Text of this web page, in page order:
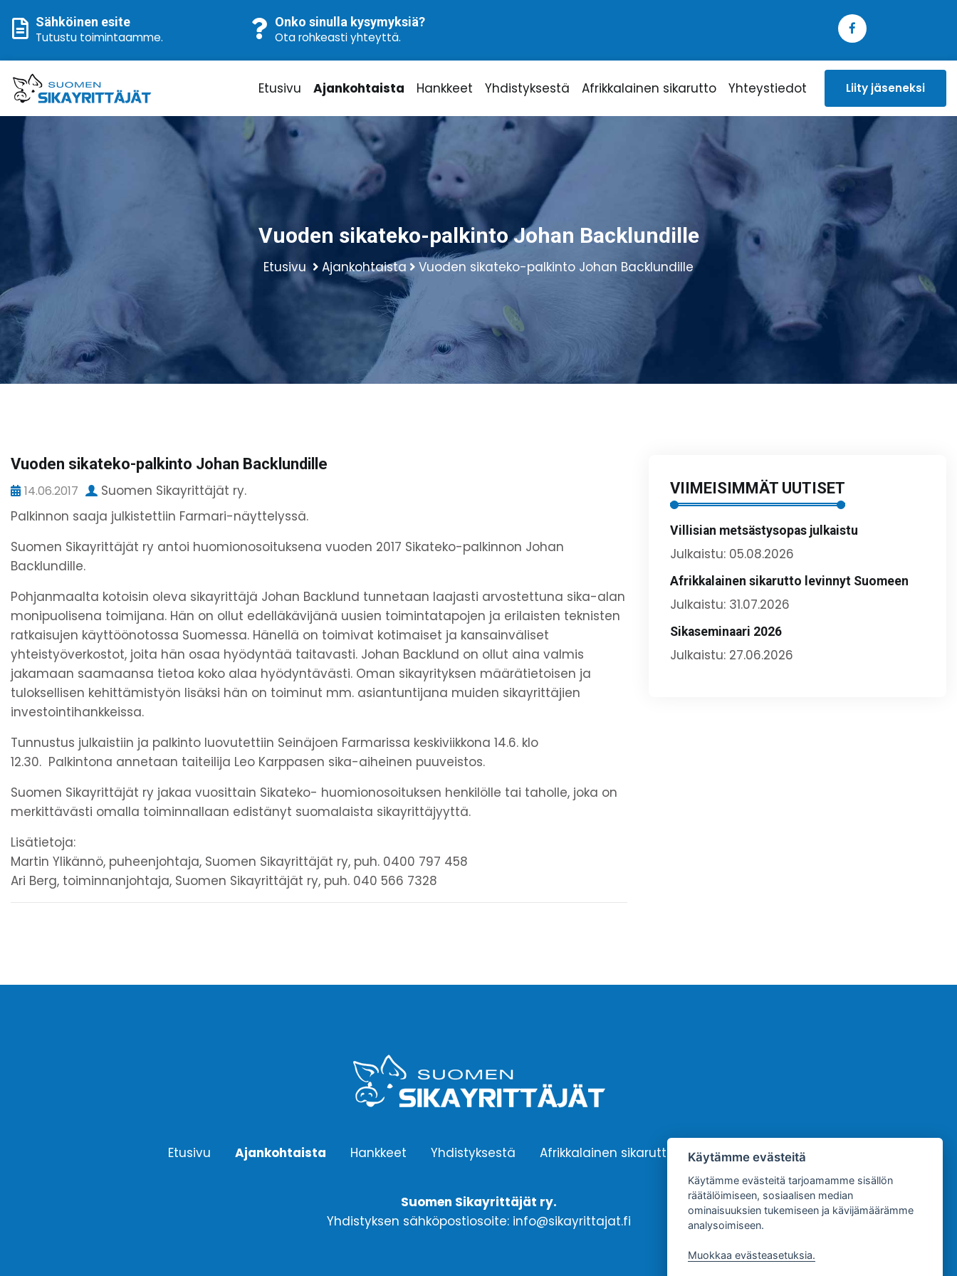
Sähköinen esite
Tutustu toimintaamme.
Onko sinulla kysymyksiä?
Ota rohkeasti yhteyttä.
Etusivu Ajankohtaista Hankkeet Yhdistyksestä Afrikkalainen sikarutto Yhteystiedot Liity jäseneksi
Vuoden sikateko-palkinto Johan Backlundille
Etusivu Ajankohtaista Vuoden sikateko-palkinto Johan Backlundille
Vuoden sikateko-palkinto Johan Backlundille
14.06.2017
Suomen Sikayrittäjät ry.
Palkinnon saaja julkistettiin Farmari-näyttelyssä.
Suomen Sikayrittäjät ry antoi huomionosoituksena vuoden 2017 Sikateko-palkinnon Johan
Backlundille.
Pohjanmaalta kotoisin oleva sikayrittäjä Johan Backlund tunnetaan laajasti arvostettuna sika-alan
monipuolisena toimijana. Hän on ollut edelläkävijänä uusien toimintatapojen ja erilaisten teknisten
ratkaisujen käyttöönotossa Suomessa. Hänellä on toimivat kotimaiset ja kansainväliset
yhteistyöverkostot, joita hän osaa hyödyntää taitavasti. Johan Backlund on ollut aina valmis
jakamaan saamaansa tietoa koko alaa hyödyntävästi. Oman sikayrityksen määrätietoisen ja
tuloksellisen kehittämistyön lisäksi hän on toiminut mm. asiantuntijana muiden sikayrittäjien
investointihankkeissa.
Tunnustus julkaistiin ja palkinto luovutettiin Seinäjoen Farmarissa keskiviikkona 14.6. klo
12.30. Palkintona annetaan taiteilija Leo Karppasen sika-aiheinen puuveistos.
Suomen Sikayrittäjät ry jakaa vuosittain Sikateko- huomionosoituksen henkilölle tai taholle, joka on
merkittävästi omalla toiminnallaan edistänyt suomalaista sikayrittäjyyttä.
Lisätietoja:
Martin Ylikännö, puheenjohtaja, Suomen Sikayrittäjät ry, puh. 0400 797 458
Ari Berg, toiminnanjohtaja, Suomen Sikayrittäjät ry, puh. 040 566 7328
VIIMEISIMMÄT UUTISET
Villisian metsästysopas julkaistu
Julkaistu: 05.08.2026
Afrikkalainen sikarutto levinnyt Suomeen
Julkaistu: 31.07.2026
Sikaseminaari 2026
Julkaistu: 27.06.2026
Etusivu Ajankohtaista Hankkeet Yhdistyksestä Afrikkalainen sikarutto Yhteystiedot
Suomen Sikayrittäjät ry.
Yhdistyksen sähköpostiosoite: info@sikayrittajat.fi
Käytämme evästeitä
Käytämme evästeitä tarjoamamme sisällön
räätälöimiseen, sosiaalisen median
ominaisuuksien tukemiseen ja kävijämäärämme
analysoimiseen.
Muokkaa evästeasetuksia.